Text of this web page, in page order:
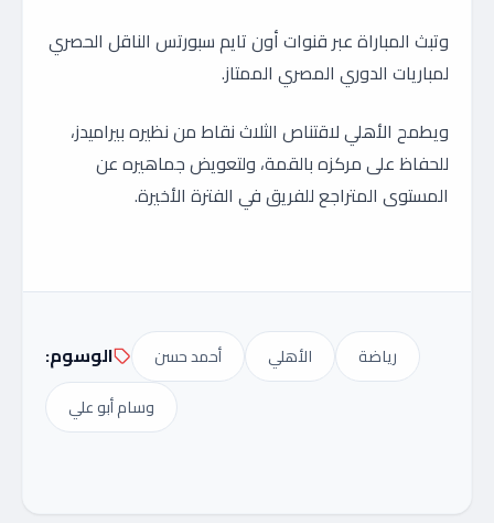
وتبث المباراة عبر قنوات أون تايم سبورتس الناقل الحصري
لمباريات الدوري المصري الممتاز.
ويطمح الأهلي لاقتناص الثلاث نقاط من نظيره بيراميدز،
للحفاظ على مركزه بالقمة، ولتعويض جماهيره عن
المستوى المتراجع للفريق في الفترة الأخيرة.
الوسوم: أحمد حسن الأهلي
رياضة
وسام أبو علي